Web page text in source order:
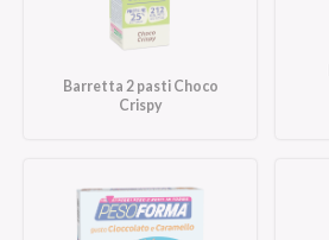
Barretta 2 pasti Choco
Crispy